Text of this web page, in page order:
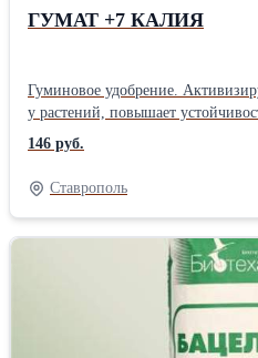
ГУМАТ +7 КАЛИЯ
Гуминовое удобрение.
у растений, повышает
погодным и климатическим
гуминовых и фульвовых кислот в
форме, а также хелатный
K, Mg, S, Ca, B, Mn, Fe, Cu, Zn, Mo, Co, Na.
га/т Хранение: 5 лет при
+35°CПроизводитель: АгроТех
146 руб.
Ставрополь